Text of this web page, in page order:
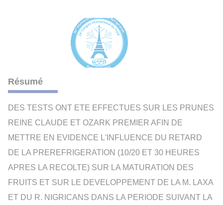
Résumé
DES TESTS ONT ETE EFFECTUES SUR LES PRUNES
REINE CLAUDE ET OZARK PREMIER AFIN DE
METTRE EN EVIDENCE L'INFLUENCE DU RETARD
DE LA PREREFRIGERATION (10/20 ET 30 HEURES
APRES LA RECOLTE) SUR LA MATURATION DES
FRUITS ET SUR LE DEVELOPPEMENT DE LA M. LAXA
ET DU R. NIGRICANS DANS LA PERIODE SUIVANT LA